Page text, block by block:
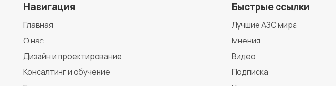
Навигация
Главная
О нас
Дизайн и проектирование
Консалтинг и обучение
Быстрые ссылки
Лучшие АЗС мира
Мнения
Видео
Подписка